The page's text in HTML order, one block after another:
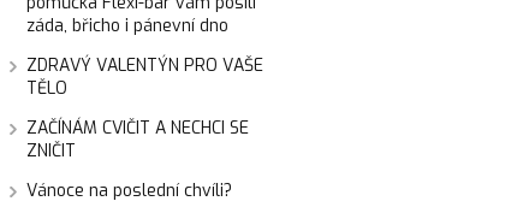
záda, břicho i pánevní dno
ZDRAVÝ VALENTÝN PRO VAŠE
TĚLO
ZAČÍNÁM CVIČIT A NECHCI SE
ZNIČIT
Vánoce na poslední chvíli?